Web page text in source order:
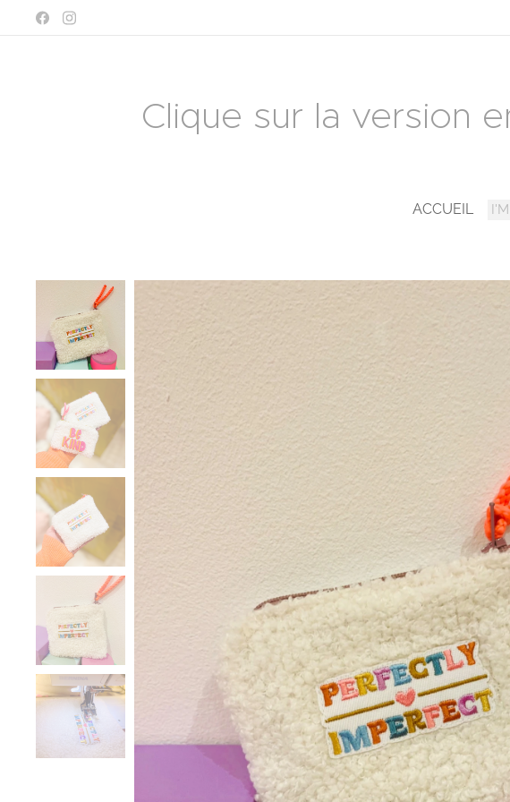
Clique sur la version
ACCUEIL